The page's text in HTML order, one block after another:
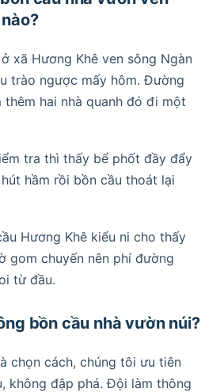
xã Hương Khê ven sông Ngàn
trào ngược mấy hôm. Đường
thêm hai nhà quanh đó đi một
tra thì thấy bể phốt đầy đẩy
hầm rồi bồn cầu thoát lại
Hương Khê kiểu ni cho thấy
gom chuyến nên phí đường
từ đầu.
bồn cầu nhà vườn núi?
chọn cách, chúng tôi ưu tiên
không đập phá. Đội làm thông